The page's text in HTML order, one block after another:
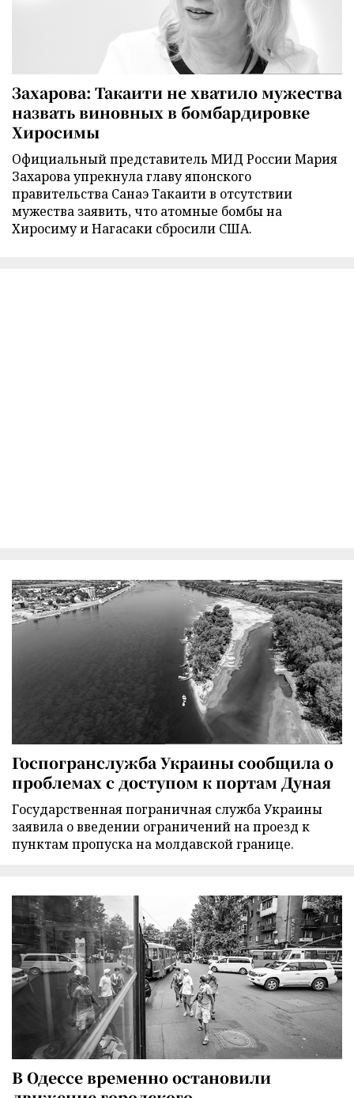
Захарова: Такаити не хватило мужества
назвать виновных в бомбардировке
Хиросимы
Официальный представитель МИД России Мария
Захарова упрекнула главу японского
правительства Санаэ Такаити в отсутствии
мужества заявить, что атомные бомбы на
Хиросиму и Нагасаки сбросили США.
Госпогранслужба Украины сообщила о
проблемах с доступом к портам Дуная
Государственная пограничная служба Украины
заявила о введении ограничений на проезд к
пунктам пропуска на молдавской границе.
В Одессе временно остановили